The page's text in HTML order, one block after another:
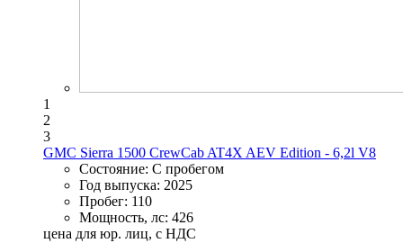
1
2
3
GMC Sierra 1500 CrewCab AT4X AEV Edition - 6,2l V8
Состояние: С пробегом
Год выпуска: 2025
Пробег: 110
Мощность, лс: 426
цена для юр. лиц, с НДС